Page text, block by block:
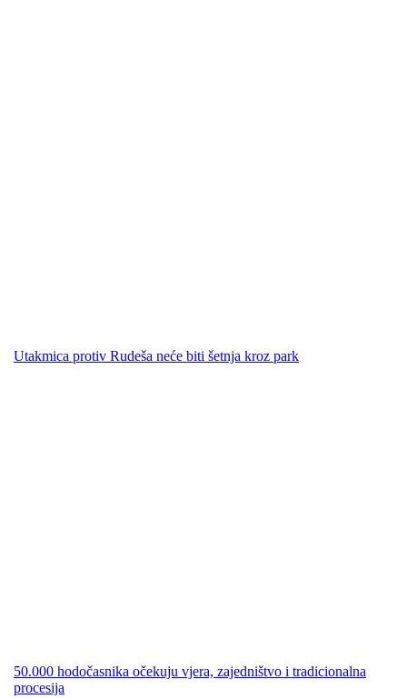
Utakmica protiv Rudeša neće biti šetnja kroz park
50.000 hodočasnika očekuju vjera, zajedništvo i tradicionalna
procesija